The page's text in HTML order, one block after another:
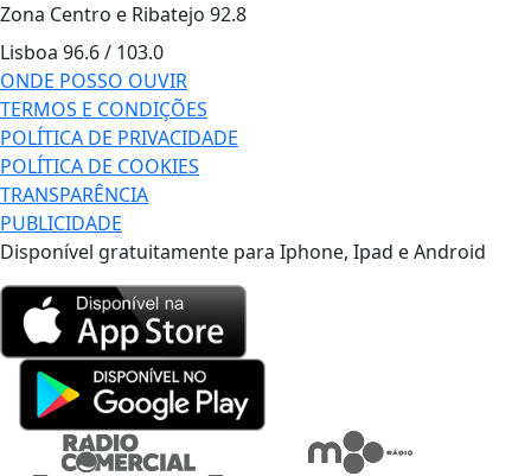
Zona Centro e Ribatejo 92.8
Lisboa 96.6 / 103.0
ONDE POSSO OUVIR
TERMOS E CONDIÇÕES
POLÍTICA DE PRIVACIDADE
POLÍTICA DE COOKIES
TRANSPARÊNCIA
PUBLICIDADE
Disponível gratuitamente para Iphone, Ipad e Android